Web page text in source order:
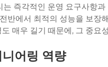
는 즉각적인 운영 요구사항
반에서 최적의 성능을 보장
매우 길기 때문에, 그 중요
어링 역량